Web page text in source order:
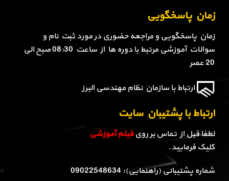
زمان پاسخگویی
زمان پاسخگویی و مراجعه حضوری در مورد ثبت نام و
سوالات آموزشی مرتبط با دوره ها از ساعت 08:30 صبح الی
20 عصر
ارتباط با سازمان نظام مهندسی البرز
ارتباط با پشتیبان سایت
لطفا قبل از تماس بر رویفیلم آموزشی
کلیک فرمایید.
شماره پشتیبانی (راهنمایی): 09022548634